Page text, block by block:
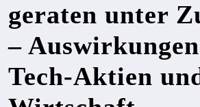
geraten unter
–
Tech-Aktien